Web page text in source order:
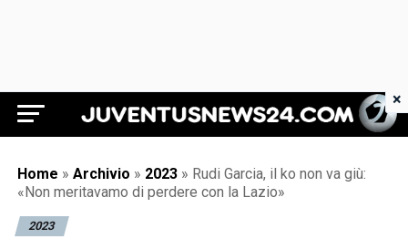
Juventus News 24
Home » Archivio » 2023 » Rudi Garcia, il ko non va giù:
«Non meritavamo di perdere con la Lazio»
2023
×